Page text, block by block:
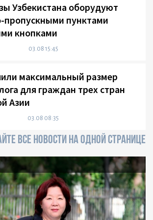
Узбекистана оборудуют
пропускными пунктами
кнопками
03.08 15:45
максимальный размер
для граждан трех стран
Азии
03.08 08:35
ВСЕ НОВОСТИ НА ОДНОЙ СТРАНИЦЕ